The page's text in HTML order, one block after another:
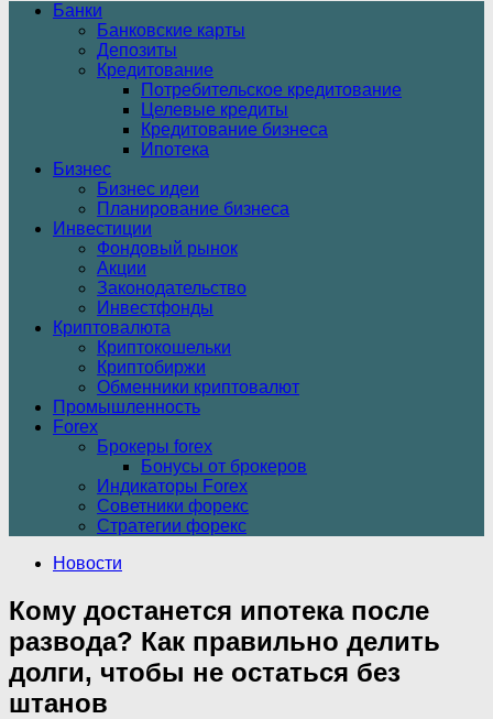
Банки
Банковские карты
Депозиты
Кредитование
Потребительское кредитование
Целевые кредиты
Кредитование бизнеса
Ипотека
Бизнес
Бизнес идеи
Планирование бизнеса
Инвестиции
Фондовый рынок
Акции
Законодательство
Инвестфонды
Криптовалюта
Криптокошельки
Криптобиржи
Обменники криптовалют
Промышленность
Forex
Брокеры forex
Бонусы от брокеров
Индикаторы Forex
Советники форекс
Стратегии форекс
Новости
Кому достанется ипотека после
развода? Как правильно делить
долги, чтобы не остаться без
штанов